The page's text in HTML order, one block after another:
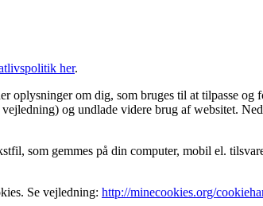
her.
oplysninger om dig, som bruges til at tilpasse
og undlade videre brug af websitet.
som gemmes på din computer, mobil el.
Se vejledning: http://minecookies.org/